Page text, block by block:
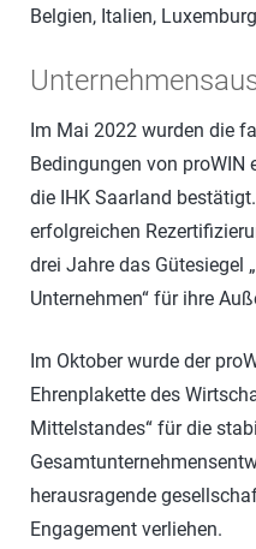
Belgien, Italien,
Im Mai 2022 wurden die
Bedingungen von
die IHK Saarland
erfolgreichen
drei Jahre das Gütesiegel
Unternehmen“ für ihre
Im Oktober wurde der
Ehrenplakette des
Mittelstandes“ für die
herausragende
Engagement verliehen.